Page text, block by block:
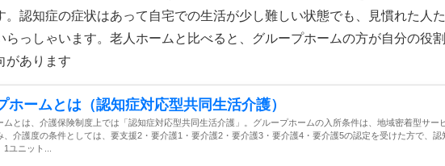
。認知症の症状はあって自宅での生活が少し難しい状態でも、見慣れた人
らっしゃいます。老人ホームと比べると、グループホームの方が自分の役
があります
ホームとは（認知症対応型共同生活介護）
ムとは、介護保険制度上では「認知症対応型共同生活介護」。グループホームの入所条件は、地域密着型サー
、介護度の条件としては、要支援2・要介護1・要介護2・要介護3・要介護4・要介護5の認定を受けた方で、
ユニット...